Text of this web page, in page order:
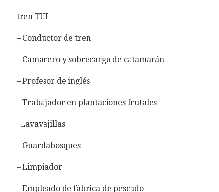
tren TUI
– Conductor de tren
– Camarero y sobrecargo de catamarán
– Profesor de inglés
– Trabajador en plantaciones frutales
Lavavajillas
– Guardabosques
– Limpiador
– Empleado de fábrica de pescado